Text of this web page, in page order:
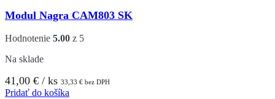
Modul Nagra CAM803 SK
Hodnotenie 5.00 z 5
Na sklade
41,00 € / ks 33,33 € bez DPH
Pridať do košíka